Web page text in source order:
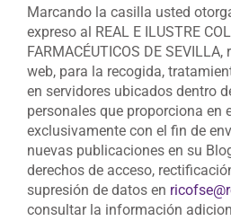
expreso al REAL E ILUSTRE
FARMACÉUTICOS DE SEVILLA,
web, para la recogida,
en servidores ubicados dentro
personales que proporciona en
exclusivamente con el fin de
nuevas publicaciones en su
derechos de acceso,
supresión de datos en
consultar la información
Protección de Datos en nuestra